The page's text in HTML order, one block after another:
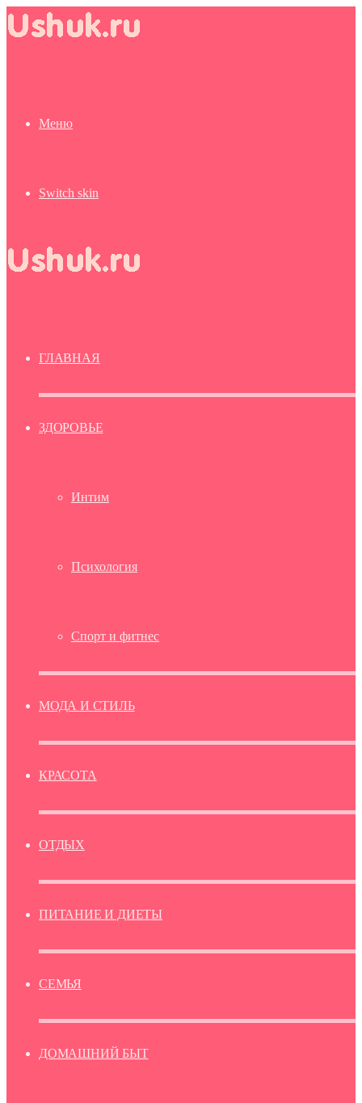
Меню
Switch skin
ГЛАВНАЯ
ЗДОРОВЬЕ
Интим
Психология
Спорт и фитнес
МОДА И СТИЛЬ
КРАСОТА
ОТДЫХ
ПИТАНИЕ И ДИЕТЫ
СЕМЬЯ
ДОМАШНИЙ БЫТ